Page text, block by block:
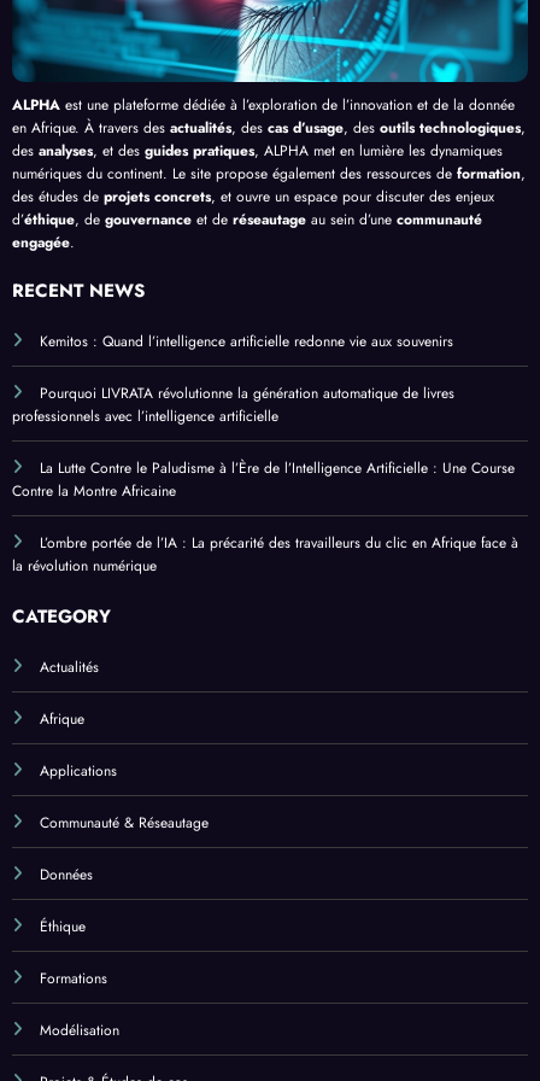
ALPHA est une plateforme dédiée à l’exploration de l’innovation et de la donnée
en Afrique. À travers des actualités, des cas d’usage, des outils technologiques,
des analyses, et des guides pratiques, ALPHA met en lumière les dynamiques
numériques du continent. Le site propose également des ressources de formation,
des études de projets concrets, et ouvre un espace pour discuter des enjeux
d’éthique, de gouvernance et de réseautage au sein d’une communauté
engagée.
RECENT NEWS
Kemitos : Quand l’intelligence artificielle redonne vie aux souvenirs
Pourquoi LIVRATA révolutionne la génération automatique de livres
professionnels avec l’intelligence artificielle
La Lutte Contre le Paludisme à l’Ère de l’Intelligence Artificielle : Une Course
Contre la Montre Africaine
L’ombre portée de l’IA : La précarité des travailleurs du clic en Afrique face à
la révolution numérique
CATEGORY
Actualités
Afrique
Applications
Communauté & Réseautage
Données
Éthique
Formations
Modélisation